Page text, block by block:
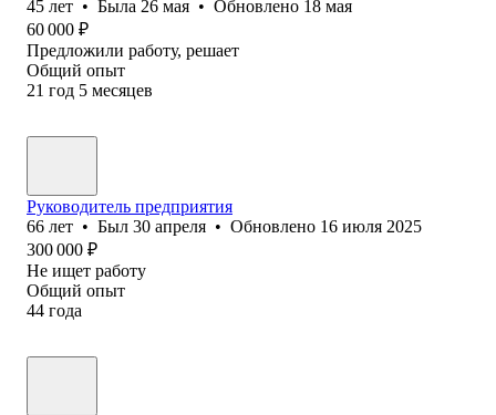
45 лет • Была 26 мая • Обновлено 18 мая
60 000 ₽
Предложили работу, решает
Общий опыт
21 год 5 месяцев
Руководитель предприятия
66 лет • Был 30 апреля • Обновлено 16 июля 2025
300 000 ₽
Не ищет работу
Общий опыт
44 года